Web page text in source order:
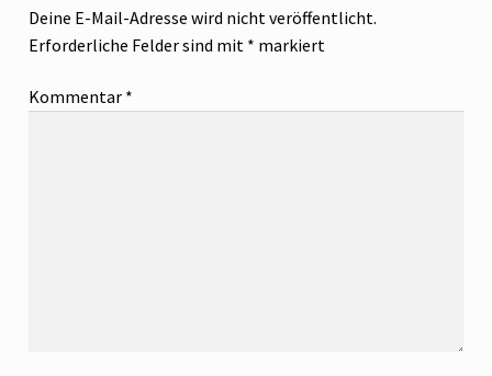
Deine E-Mail-Adresse wird nicht veröffentlicht.
Erforderliche Felder sind mit * markiert
Kommentar *